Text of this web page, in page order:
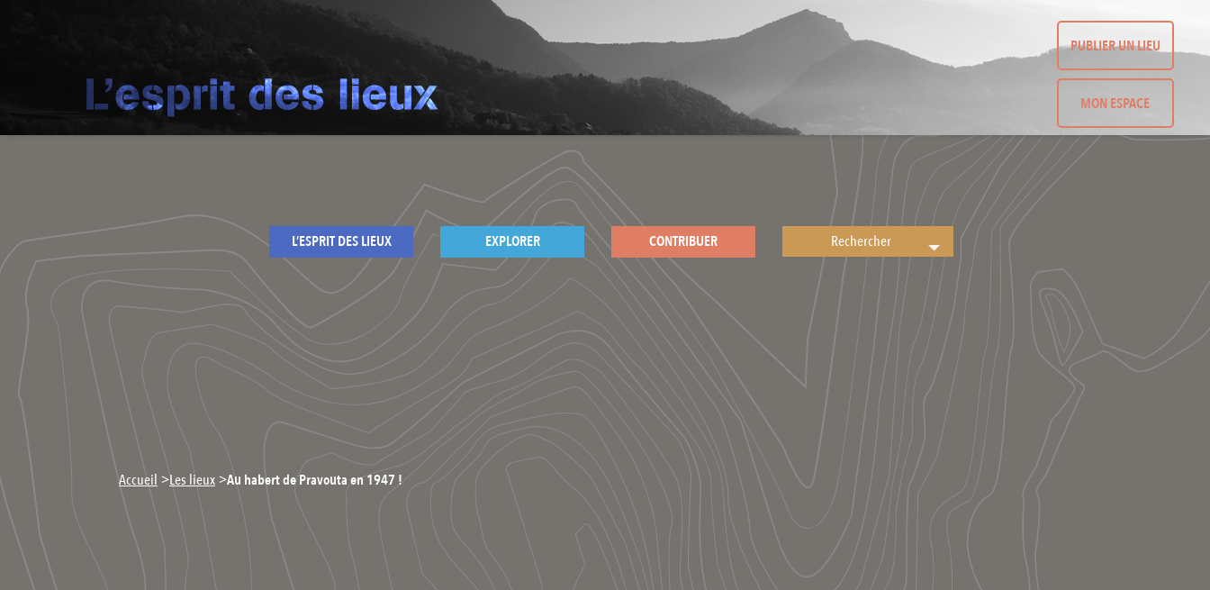
PUBLIER UN LIEU
MON ESPACE
L’ESPRIT DES LIEUX EXPLORER CONTRIBUER
Accueil >Les lieux>Au habert de Pravouta en 1947 !